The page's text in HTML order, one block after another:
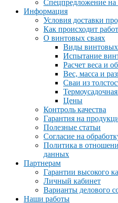
Спецпредложение
Информация
Условия доставки
Как происходит
О винтовых сваях
Виды винтовых
Испытание
Расчет веса и
Вес, масса и
Сваи из
Цены
Контроль качества
Гарантия на
Полезные статьи
Согласие на
Политика в
данных
Партнерам
Гарантии высокого
Личный кабинет
Варианты делового
Наши работы